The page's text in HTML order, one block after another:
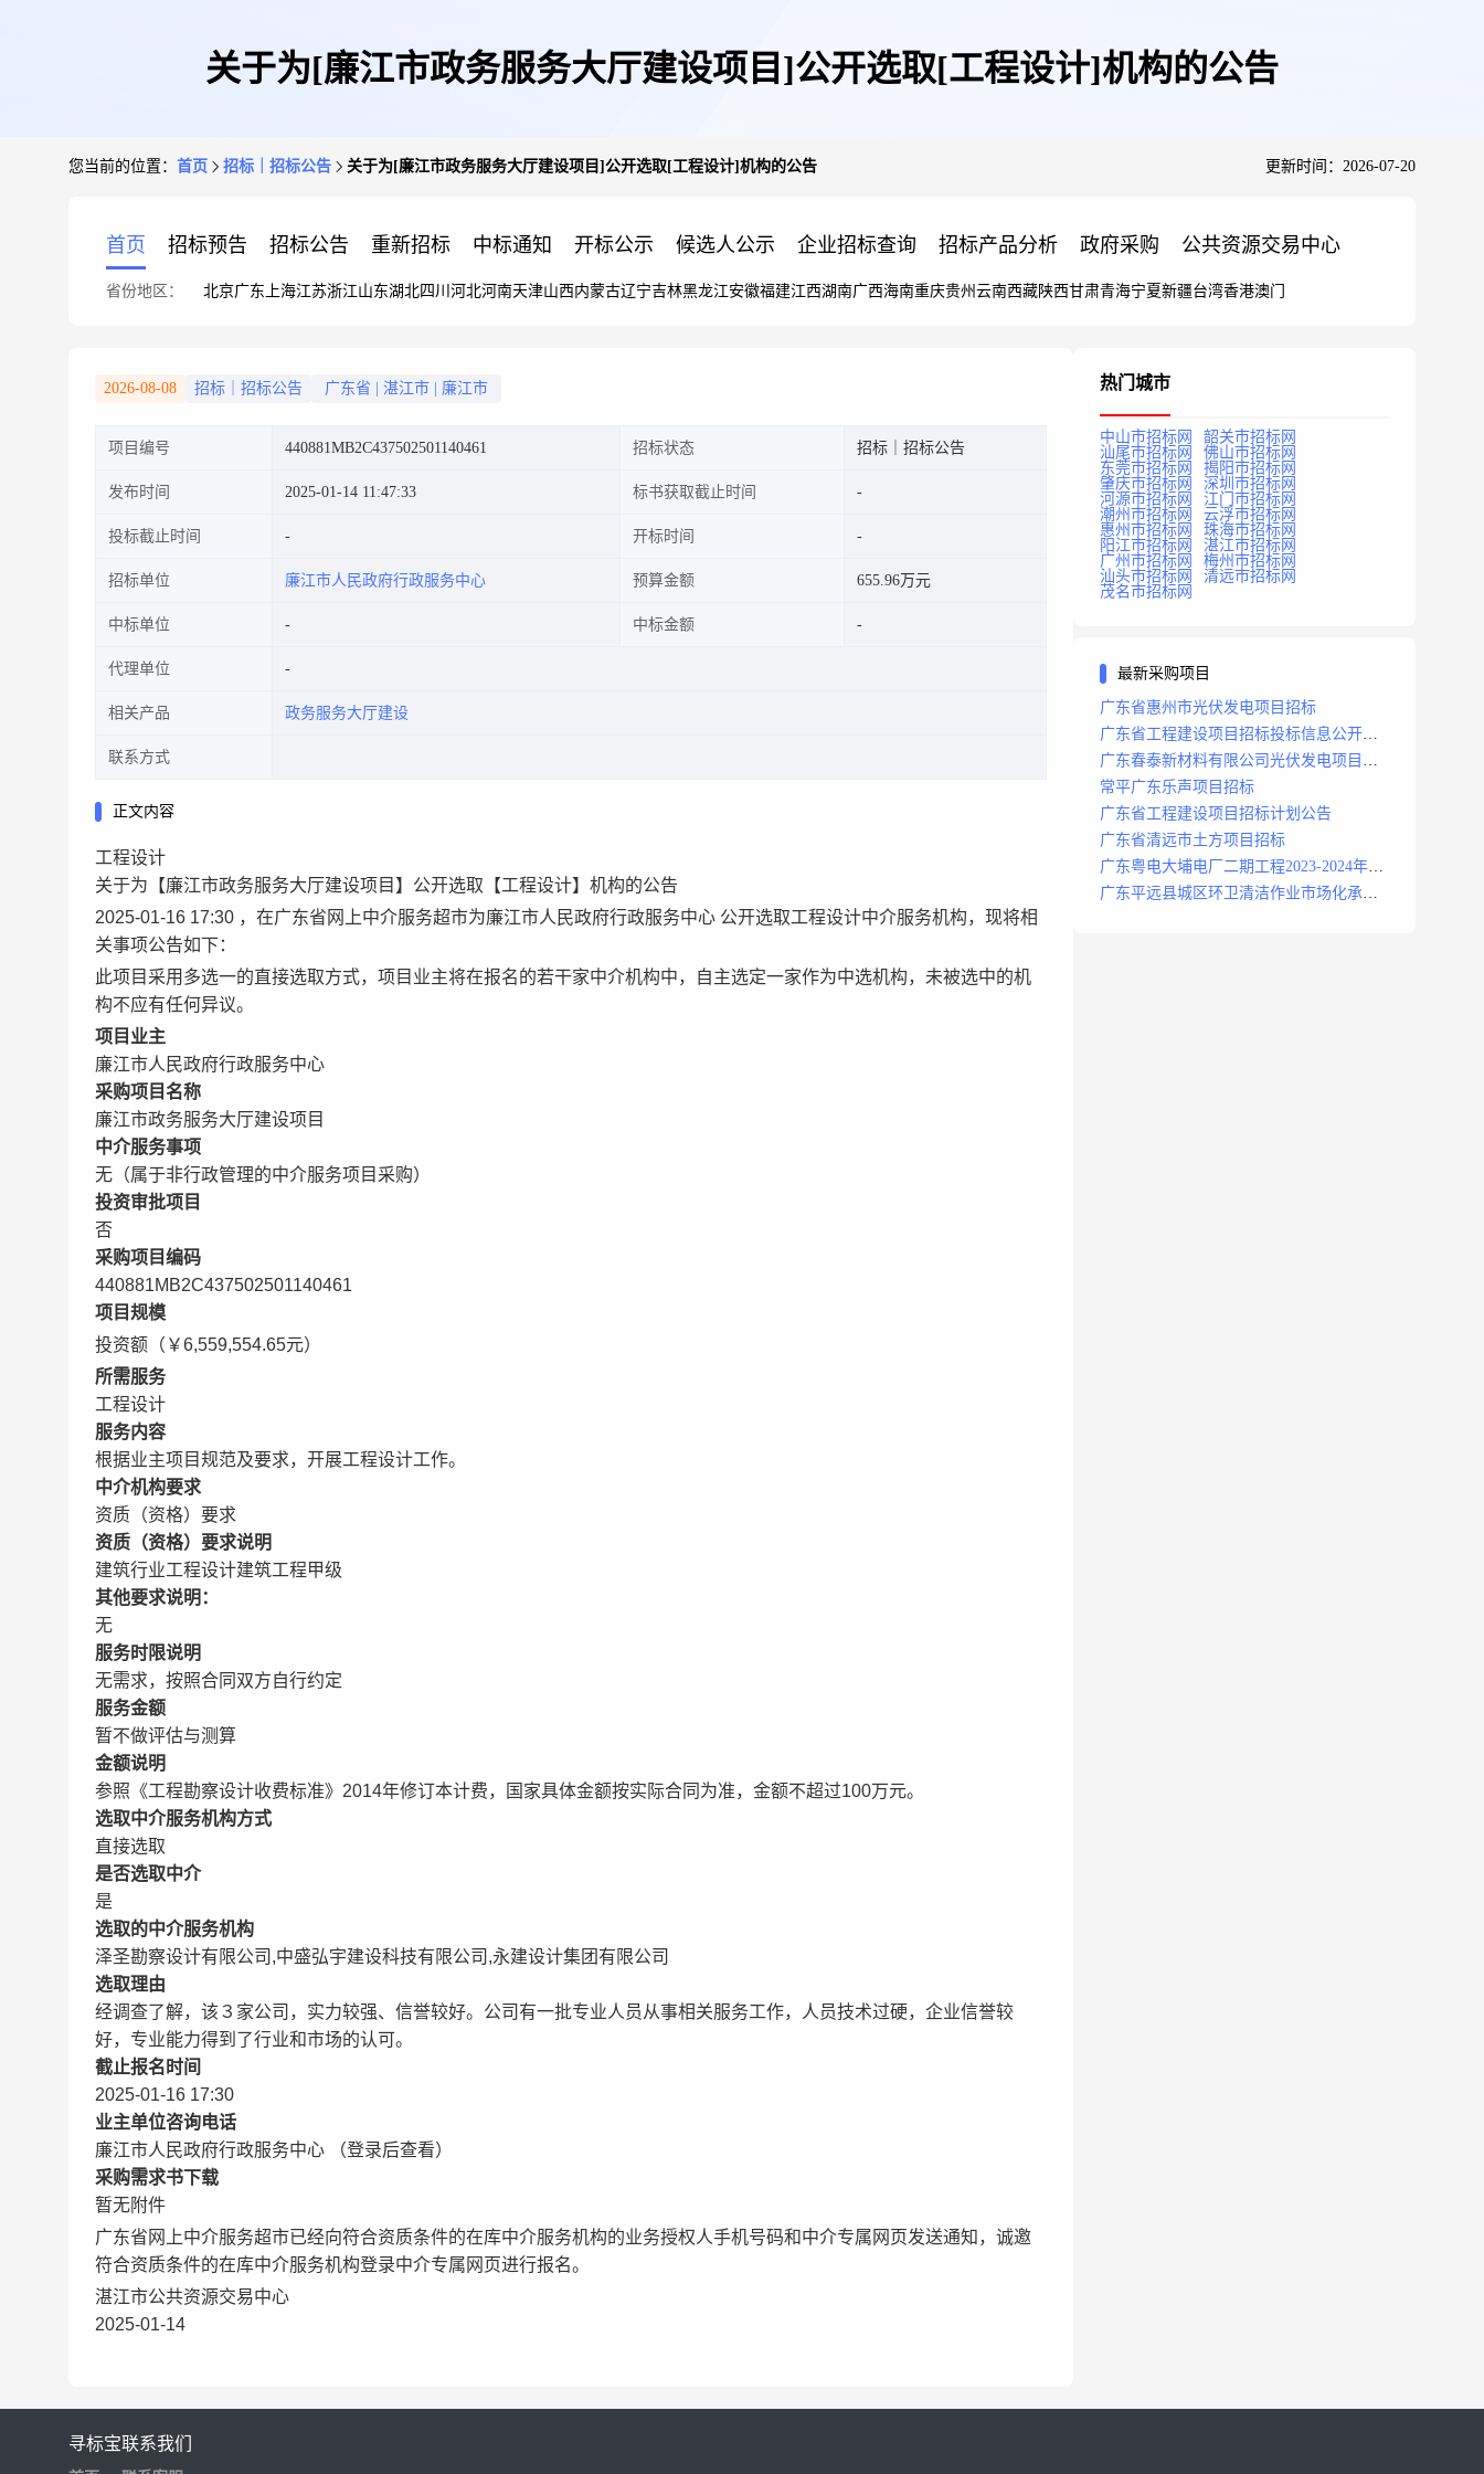
关于为[廉江市政务服务大厅建设项目]公开选取[工程设计]机构的公告
您当前的位置： 首页 招标｜招标公告 关于为[廉江市政务服务大厅建设项目]公开选取[工程设计]机构的公告 更新时间：2026-07-20
首页 招标预告 招标公告 重新招标 中标通知 开标公示 候选人公示 企业招标查询 招标产品分析 政府采购 公共资源交易中心
省份地区： 北京广东 上海江苏浙江山东湖北四川 河北河南天津山西内蒙古辽宁吉林黑龙江安徽福建江西湖南广西海南重庆贵州 云南西藏陕西甘肃青海宁夏新疆台湾香港澳门
2026-08-08 招标｜招标公告 广东省 湛江市 廉江市
项目编号 440881MB2C437502501140461 招标状态 招标｜招标公告
发布时间 2025-01-14 11:47:33 标书获取截止时间
投标截止时间 开标时间
招标单位 廉江市人民政府行政服务中心 预算金额 655.96万元
中标单位 中标金额
代理单位
相关产品 政务服务大厅建设
联系方式
正文内容
工程设计
关于为【廉江市政务服务大厅建设项目】公开选取【工程设计】机构的公告
2025-01-16 17:30 ，在广东省网上中介服务超市为廉江市人民政府行政服务中心 公开选取工程设计中介服务机构，现将相
关事项公告如下：
此项目采用多选一的直接选取方式，项目业主将在报名的若干家中介机构中，自主选定一家作为中选机构，未被选中的机
构不应有任何异议。
项目业主
廉江市人民政府行政服务中心
采购项目名称
廉江市政务服务大厅建设项目
中介服务事项
无（属于非行政管理的中介服务项目采购）
投资审批项目
否
采购项目编码
440881MB2C437502501140461
项目规模
投资额（￥6,559,554.65元）
所需服务
工程设计
服务内容
根据业主项目规范及要求，开展工程设计工作。
中介机构要求
资质（资格）要求
资质（资格）要求说明
建筑行业工程设计建筑工程甲级
其他要求说明：
无
服务时限说明
无需求，按照合同双方自行约定
服务金额
暂不做评估与测算
金额说明
参照《工程勘察设计收费标准》2014年修订本计费，国家具体金额按实际合同为准，金额不超过100万元。
选取中介服务机构方式
直接选取
是否选取中介
是
选取的中介服务机构
泽圣勘察设计有限公司,中盛弘宇建设科技有限公司,永建设计集团有限公司
选取理由
经调查了解，该３家公司，实力较强、信誉较好。公司有一批专业人员从事相关服务工作，人员技术过硬，企业信誉较
好，专业能力得到了行业和市场的认可。
截止报名时间
2025-01-16 17:30
业主单位咨询电话
廉江市人民政府行政服务中心 （登录后查看）
采购需求书下载
暂无附件
广东省网上中介服务超市已经向符合资质条件的在库中介服务机构的业务授权人手机号码和中介专属网页发送通知，诚邀
符合资质条件的在库中介服务机构登录中介专属网页进行报名。
湛江市公共资源交易中心
2025-01-14
热门城市
中山市招标网
韶关市招标网
汕尾市招标网
佛山市招标网
东莞市招标网
揭阳市招标网
肇庆市招标网
深圳市招标网
河源市招标网
江门市招标网
潮州市招标网
云浮市招标网
惠州市招标网
珠海市招标网
阳江市招标网
湛江市招标网
广州市招标网
梅州市招标网
汕头市招标网
清远市招标网
茂名市招标网
最新采购项目
广东省惠州市光伏发电项目招标
广东省工程建设项目招标投标信息公开目
录
广东春泰新材料有限公司光伏发电项目招
标
常平广东乐声项目招标
广东省工程建设项目招标计划公告
广东省清远市土方项目招标
广东粤电大埔电厂二期工程2023-2024年度
安保服务项目招标公告
广东平远县城区环卫清洁作业市场化承包
寻标宝联系我们